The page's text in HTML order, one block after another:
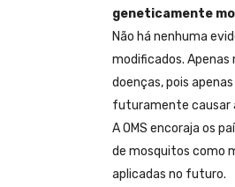
geneticamente
Não há nenhuma
modificados.
doenças, pois
futuramente causar
A OMS encoraja os
de mosquitos como
aplicadas no futuro.